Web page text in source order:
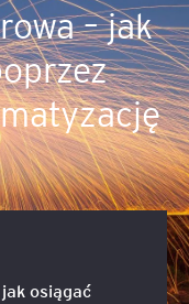
– jak
osiągać